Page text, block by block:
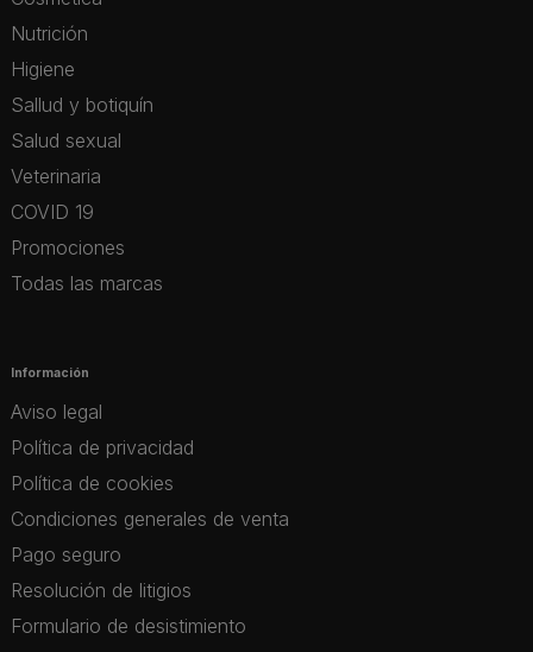
Nutrición
Higiene
Sallud y botiquín
Salud sexual
Veterinaria
COVID 19
Promociones
Todas las marcas
Información
Aviso legal
Política de privacidad
Política de cookies
Condiciones generales de venta
Pago seguro
Resolución de litigios
Formulario de desistimiento